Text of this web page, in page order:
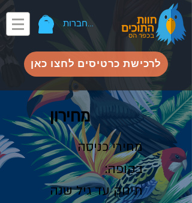
להתחברות
לרכישת כרטיסים לחצו כאן
מחירון
מחירי כניסה
בקופה:
תינוק עד גיל שנה